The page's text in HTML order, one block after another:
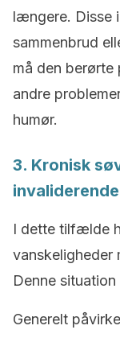
længere. Disse
sammenbrud
må den berørte
andre
humør.
3. Kronisk
I dette tilfælde
vanskeligheder
Denne
Generelt